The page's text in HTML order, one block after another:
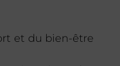
et du bien-être